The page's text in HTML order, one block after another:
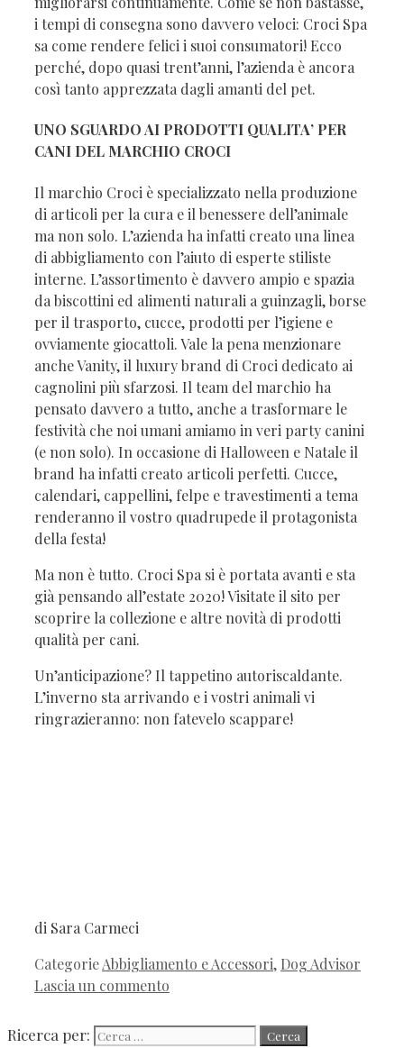
i tempi di consegna sono davvero veloci: Croci Spa
sa come rendere felici i suoi consumatori! Ecco
perché, dopo quasi trent’anni, l’azienda è ancora
così tanto apprezzata dagli amanti del pet.
UNO SGUARDO AI PRODOTTI QUALITA’ PER
CANI DEL MARCHIO CROCI
Il marchio Croci è specializzato nella produzione
di articoli per la cura e il benessere dell’animale
ma non solo. L’azienda ha infatti creato una linea
di abbigliamento con l’aiuto di esperte stiliste
interne. L’assortimento è davvero ampio e spazia
da biscottini ed alimenti naturali a guinzagli, borse
per il trasporto, cucce, prodotti per l’igiene e
ovviamente giocattoli. Vale la pena menzionare
anche Vanity, il luxury brand di Croci dedicato ai
cagnolini più sfarzosi. Il team del marchio ha
pensato davvero a tutto, anche a trasformare le
festività che noi umani amiamo in veri party canini
(e non solo). In occasione di Halloween e Natale il
brand ha infatti creato articoli perfetti. Cucce,
calendari, cappellini, felpe e travestimenti a tema
renderanno il vostro quadrupede il protagonista
della festa!
Ma non è tutto. Croci Spa si è portata avanti e sta
già pensando all’estate 2020! Visitate il sito per
scoprire la collezione e altre novità di prodotti
qualità per cani.
Un’anticipazione? Il tappetino autoriscaldante.
L’inverno sta arrivando e i vostri animali vi
ringrazieranno: non fatevelo scappare!
di Sara Carmeci
CategorieAbbigliamento e Accessori, Dog Advisor
Lascia un commento
Ricerca per: